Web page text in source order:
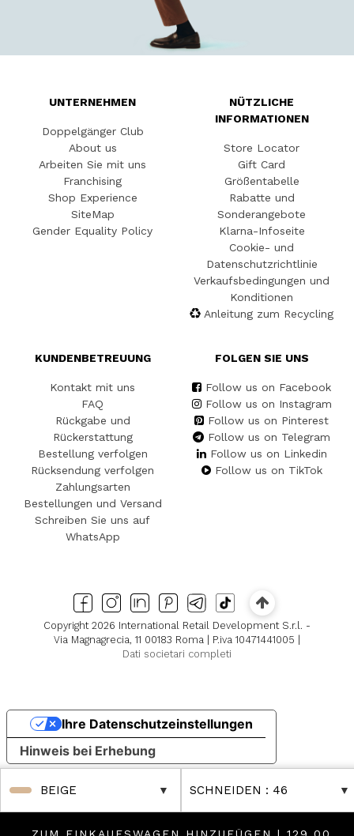
BEIGE SCHNEIDEN : 46
UNTERNEHMEN
Doppelgänger Club
About us
Arbeiten Sie mit uns
Franchising
Shop Experience
SiteMap
Gender Equality Policy
NÜTZLICHE
INFORMATIONEN
Store Locator
Gift Card
Größentabelle
Rabatte und
Sonderangebote
Klarna-Infoseite
Cookie- und
Datenschutzrichtlinie
Verkaufsbedingungen und
Konditionen
Anleitung zum Recycling
KUNDENBETREUUNG
Kontakt mit uns
FAQ
Rückgabe und
Rückerstattung
Bestellung verfolgen
Rücksendung verfolgen
Zahlungsarten
Bestellungen und Versand
Schreiben Sie uns auf
WhatsApp
FOLGEN SIE UNS
Follow us on Facebook
Follow us on Instagram
Follow us on Pinterest
Follow us on Telegram
Follow us on Linkedin
Follow us on TikTok
Copyright 2026 International Retail Development S.r.l. -
Via Magnagrecia, 11 00183 Roma | P.iva 10471441005 |
Dati societari completi
Hinweis bei Erhebung
Ihre Datenschutzeinstellungen